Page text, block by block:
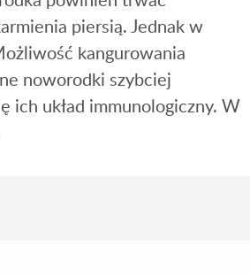
piersią. Jednak w
kangurowania
noworodki szybciej
ich układ immunologiczny. W